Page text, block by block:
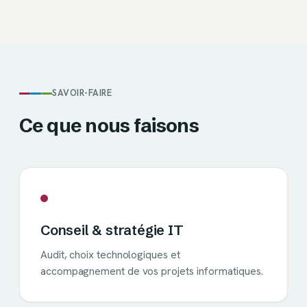
SAVOIR-FAIRE
Ce que nous faisons
Conseil & stratégie IT
Audit, choix technologiques et
accompagnement de vos projets informatiques.